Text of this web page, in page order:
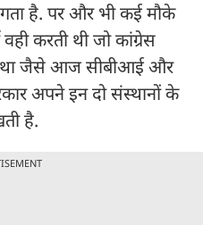
है. पर और भी कई मौके
करती थी जो कांग्रेस
था जैसे आज सीबीआई और
अपने इन दो संस्थानों के
है.